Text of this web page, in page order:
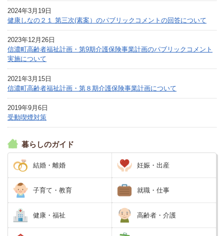
2024年3月19日
健康しなの２１ 第三次(素案）のパブリックコメントの回答について
2023年12月26日
信濃町高齢者福祉計画・第9期介護保険事業計画のパブリックコメント
実施について
2021年3月15日
信濃町高齢者福祉計画・第８期介護保険事業計画について
2019年9月6日
受動喫煙対策
暮らしのガイド
結婚・離婚 妊娠・出産
子育て・教育 就職・仕事
健康・福祉 高齢者・介護